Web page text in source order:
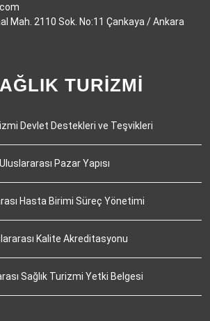
Mah. 2110 Sok. No:11 Çankaya / Ankara
TURİZMİ
Devlet Destekleri ve Teşvikleri
Uluslararası Pazar Yapısı
Hasta Birimi Süreç Yönetimi
Kalite Akreditasyonu
Sağlık Turizmi Yetki Belgesi